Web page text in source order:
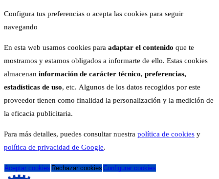
Configura tus preferencias o acepta las cookies para seguir
navegando
En esta web usamos cookies para adaptar el contenido que te
mostramos y estamos obligados a informarte de ello. Estas cookies
almacenan información de carácter técnico, preferencias,
estadísticas de uso, etc. Algunos de los datos recogidos por este
proveedor tienen como finalidad la personalización y la medición de
la eficacia publicitaria.
Para más detalles, puedes consultar nuestra política de cookies y
política de privacidad de Google.
Aceptar cookies Rechazar cookies Configurar cookies